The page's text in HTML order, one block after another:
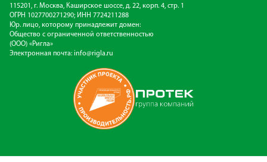
115201, г. Москва, Каширское шоссе, д. 22, корп. 4, стр. 1
ОГРН 1027700271290; ИНН 7724211288
Юр. лицо, которому принадлежит домен:
Общество с ограниченной ответственностью
(ООО) «Ригла»
Электронная почта: info@rigla.ru